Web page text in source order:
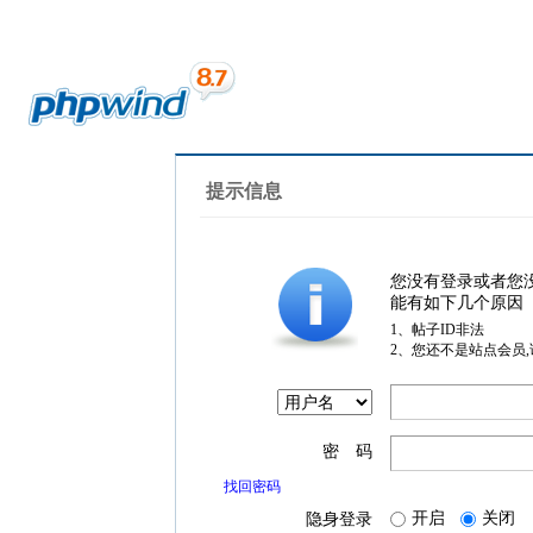
提示信息
您没有登录或者您
能有如下几个原因
1、帖子ID非法
2、您还不是站点会员
密 码
找回密码
隐身登录 开启 关闭